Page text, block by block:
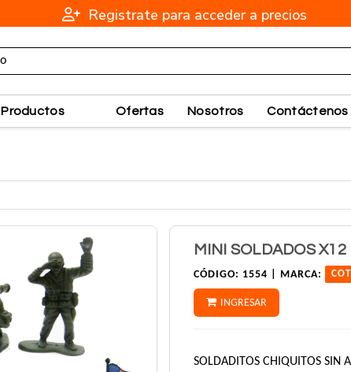
Registrate para acceder a precios
Productos Ofertas Nosotros Contáctenos
MINI SOLDADOS X12
CÓDIGO: 1554 | MARCA:
INGRESAR
SOLDADITOS CHIQUITOS SIN